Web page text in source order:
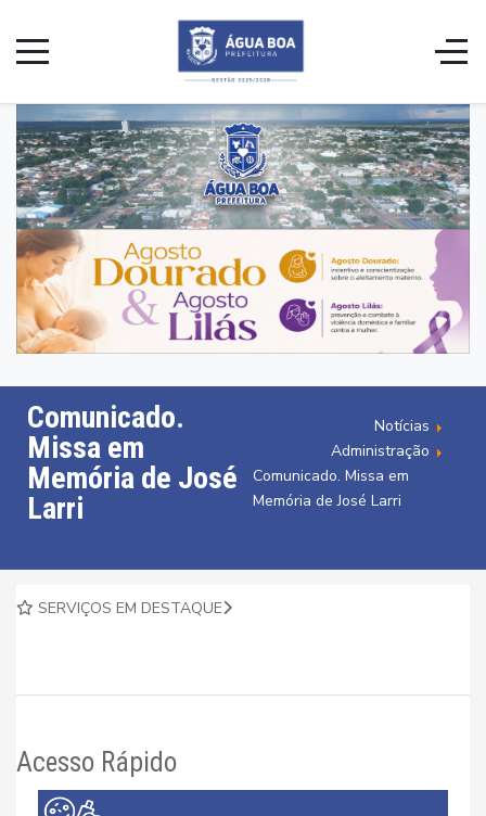
Comunicado.
Missa em
Memória de José
Larri
Notícias
Administração
Comunicado. Missa em
Memória de José Larri
SERVIÇOS EM DESTAQUE
Acesso Rápido